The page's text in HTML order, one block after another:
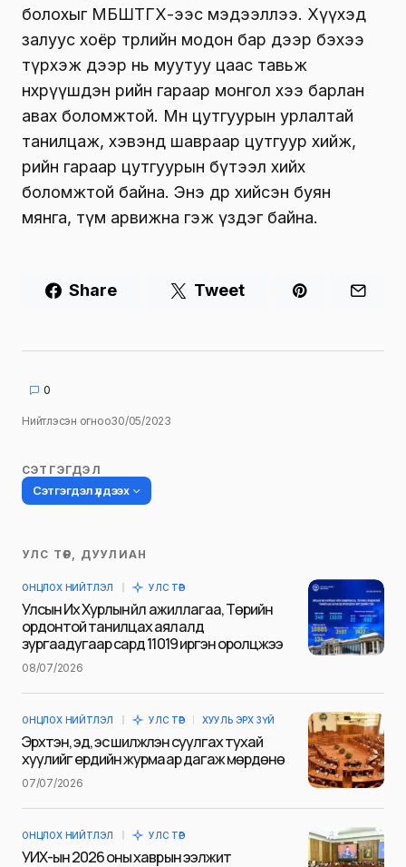
болохыг МБШТГХ-ээс мэдээллээ. Хүүхэд
залуус хоёр төрлийн модон бар дээр бэхээ
түрхэж дээр нь муутуу цаас тавьж
өнхрүүшдэн өөрийн гараар монгол хээ барлан
авах боломжтой. Мөн цутгуурын урлалтай
танилцаж, хэвэнд шавраар цутгуур хийж,
өөрийн гараар цутгуурын бүтээл хийх
боломжтой байна. Энэ өдөр хийсэн буян
мянга, түм арвижна гэж үздэг байна.
Share Tweet
0
Нийтлэсэн огноо30/05/2023
СЭТГЭГДЭЛ
Сэтгэгдэл үлдээх
Таны имэйл хаягийг нийтлэхгүй.
тэмдэглэсэн
Сэтгэгдэл*
Name
УЛС ТӨР, ДУУЛИАН
ОНЦЛОХ НИЙТЛЭЛ УЛС ТӨР
Улсын Их Хурлын үйл ажиллагаа, Төрийн
ордонтой танилцах аялалд
зургаадугаар сард 11019 иргэн оролцжээ
08/07/2026
ОНЦЛОХ НИЙТЛЭЛ УЛС ТӨР ХУУЛЬ ЭРХ ЗҮЙ
Эрхтэн, эд, эс шилжүүлэн суулгах тухай
хуулийг ердийн журмаар дагаж мөрдөнө
07/07/2026
ОНЦЛОХ НИЙТЛЭЛ УЛС ТӨР
УИХ-ын 2026 оны хаврын ээлжит